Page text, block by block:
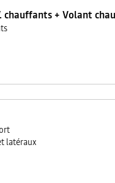
chauffants + Volant
latéraux